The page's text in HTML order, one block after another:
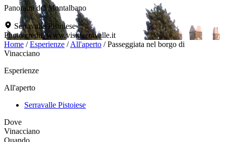
Panorami del Montalbano
Serravalle Pistoiese
Photo credit: www.visitserravalle.it
Home /Esperienze /All'aperto /Passeggiata nel borgo di
Vinacciano
Esperienze
All'aperto
Serravalle Pistoiese
Dove
Vinacciano
Quando